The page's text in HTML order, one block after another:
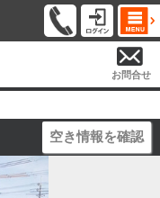
お問合せ
空き情報を確認